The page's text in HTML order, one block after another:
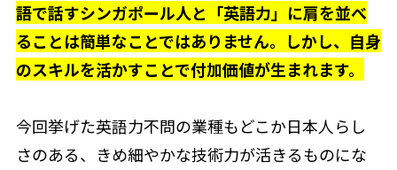
語で話すシンガポール人と「英語力」に肩を並べ
ることは簡単なことではありません。しかし、自身
のスキルを活かすことで付加価値が生まれます。
今回挙げた英語力不問の業種もどこか日本人らし
さのある、きめ細やかな技術力が活きるものにな